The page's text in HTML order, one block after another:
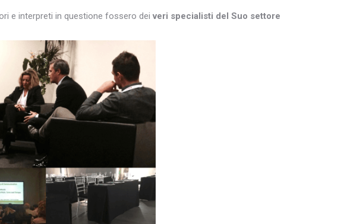
e interpreti in questione fossero dei veri specialisti del Suo settore